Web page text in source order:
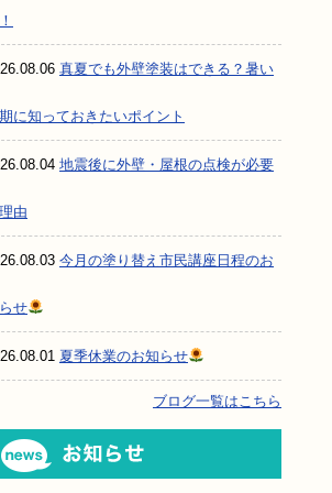
真夏でも外壁塗装はできる？暑い
に知っておきたいポイント
地震後に外壁・屋根の点検が必要
由
今月の塗り替え市民講座日程のお
せ
夏季休業のお知らせ
ブログ一覧はこちら